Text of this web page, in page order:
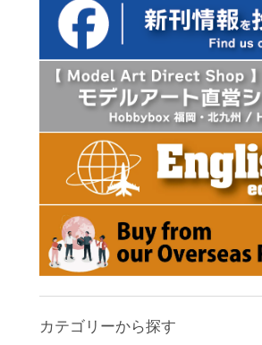
カテゴリーから探す